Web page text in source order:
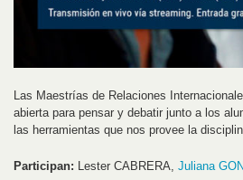
Las Maestrías de Relaciones
abierta para pensar y debatir junto a los
las herramientas que nos provee la
Participan: Lester CABRERA, Juliana